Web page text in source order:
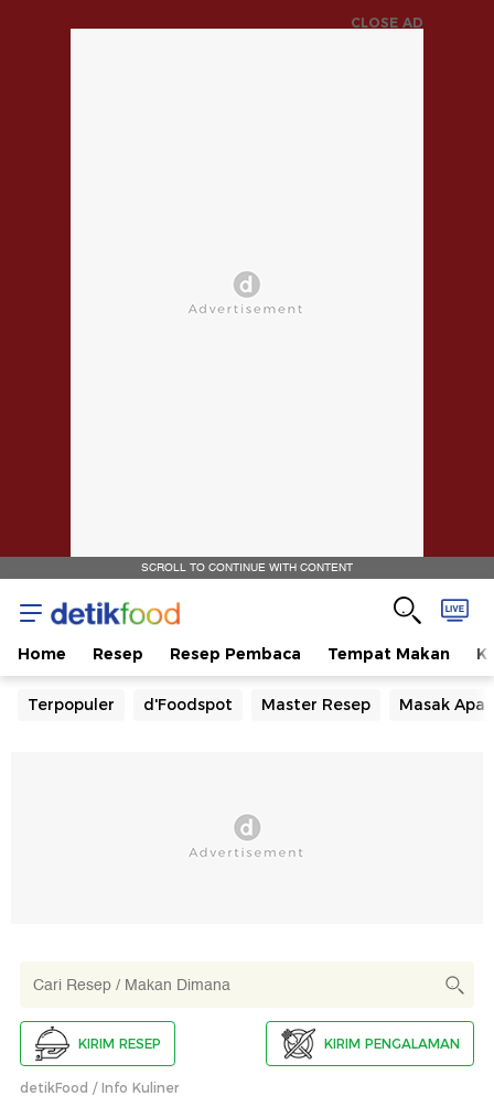
CLOSE AD
SCROLL TO CONTINUE WITH CONTENT
Home Resep Resep Pembaca Tempat Makan
Terpopuler d'Foodspot Master Resep Masak Apa
KIRIM RESEP KIRIM PENGALAMAN
detikFood Info Kuliner